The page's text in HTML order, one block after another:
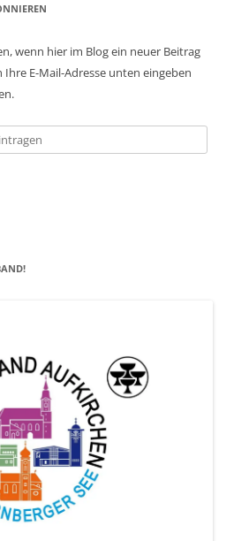
wenn hier im Blog ein neuer Beitrag
E-Mail-Adresse unten eingeben